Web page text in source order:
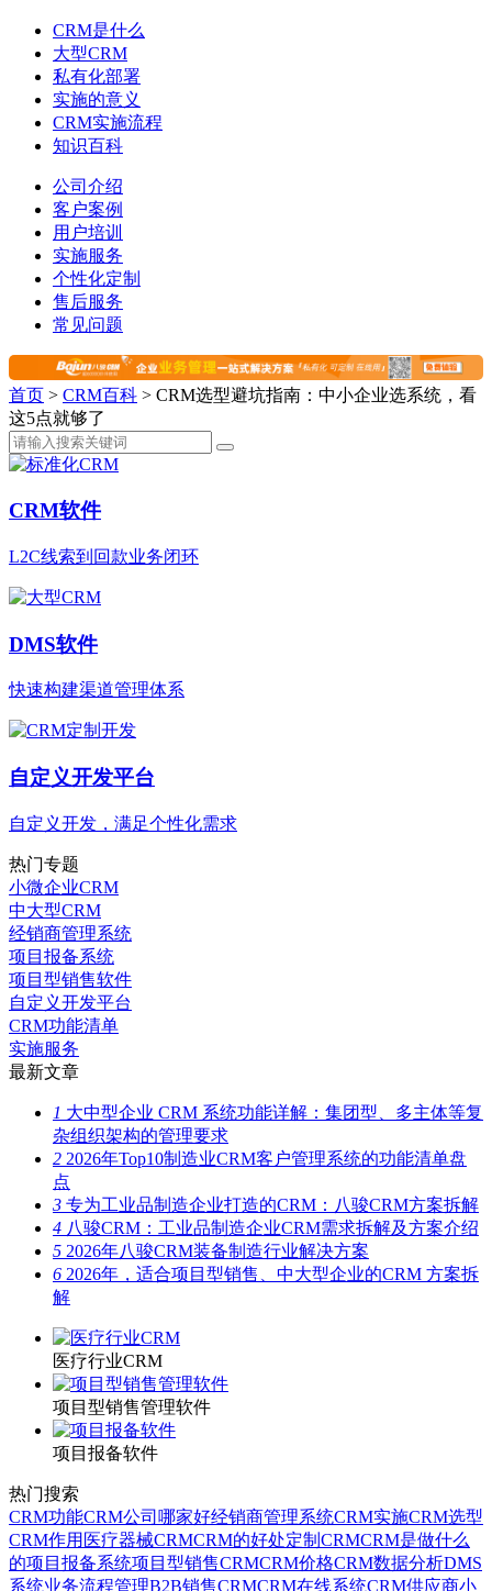
CRM是什么
大型CRM
私有化部署
实施的意义
CRM实施流程
知识百科
公司介绍
客户案例
用户培训
实施服务
个性化定制
售后服务
常见问题
首页 > CRM百科 > CRM选型避坑指南：中小企业选系统，看
这5点就够了
CRM软件
L2C线索到回款业务闭环
DMS软件
快速构建渠道管理体系
自定义开发平台
自定义开发，满足个性化需求
热门专题
小微企业CRM
中大型CRM
经销商管理系统
项目报备系统
项目型销售软件
自定义开发平台
CRM功能清单
实施服务
最新文章
1 大中型企业 CRM 系统功能详解：集团型、多主体等复
杂组织架构的管理要求
2 2026年Top10制造业CRM客户管理系统的功能清单盘
点
3 专为工业品制造企业打造的CRM：八骏CRM方案拆解
4 八骏CRM：工业品制造企业CRM需求拆解及方案介绍
5 2026年八骏CRM装备制造行业解决方案
6 2026年，适合项目型销售、中大型企业的CRM 方案拆
解
医疗行业CRM
项目型销售管理软件
项目报备软件
热门搜索
CRM功能CRM公司哪家好经销商管理系统CRM实施CRM选型
CRM作用 医疗器械CRMCRM的好处定制CRMCRM是做什么
的项目报备系统项目型销售CRMCRM价格CRM数据分析DMS
系统业务流程管理B2B销售CRMCRM在线系统CRM供应商小